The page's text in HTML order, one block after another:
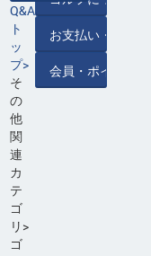
Q&A
ト
ッ
プ>
そ
の
他
関
連
カ
テ
ゴ
リ>
ゴ